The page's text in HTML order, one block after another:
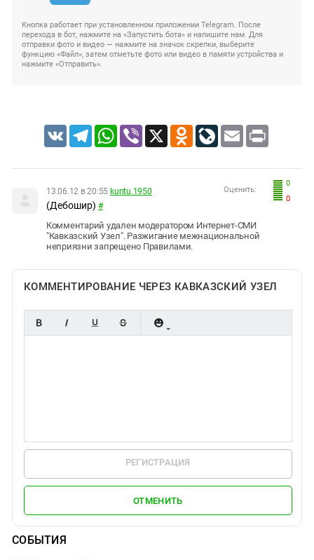
Кнопка работает при установленном приложении Telegram. После
перехода в бот, нажмите на «Запустить бота» и напишите нам. Для
отправки фото и видео — нажмите на значок скрепки, выберите
функцию «Файл», затем отметьте фото или видео в памяти устройства и
нажмите «Отправить».
VK TelegramWhatsApp
Viber X Odnoklassniki
LiveJournal
Email Print
0
0
Оценить:
13.06.12 в 20:55 kuntu.1950
(Дебошир) #
Комментарий удален модератором Интернет-СМИ
"Кавказский Узел". Разжигание межнациональной
неприязни запрещено Правилами.
КОММЕНТИРОВАНИЕ ЧЕРЕЗ КАВКАЗСКИЙ УЗЕЛ
РЕГИСТРАЦИЯ
ОТМЕНИТЬ
СОБЫТИЯ